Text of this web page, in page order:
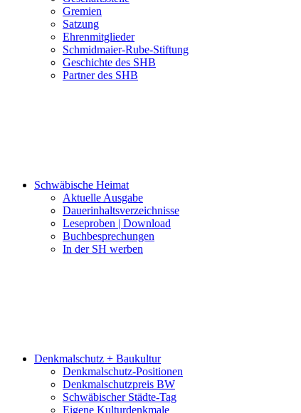
Gremien
Satzung
Ehrenmitglieder
Schmidmaier-Rube-Stiftung
Geschichte des SHB
Partner des SHB
Schwäbische Heimat
Aktuelle Ausgabe
Dauerinhaltsverzeichnisse
Leseproben | Download
Buchbesprechungen
In der SH werben
Denkmalschutz + Baukultur
Denkmalschutz-Positionen
Denkmalschutzpreis BW
Schwäbischer Städte-Tag
Eigene Kulturdenkmale